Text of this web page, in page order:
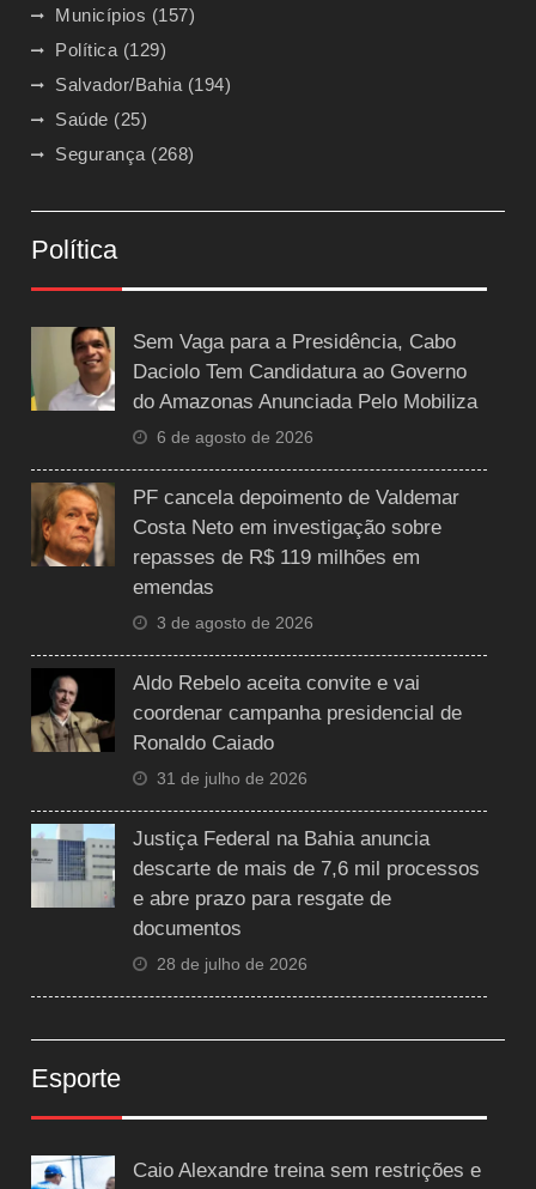
Municípios (157)
Política (129)
Salvador/Bahia (194)
Saúde (25)
Segurança (268)
Política
Sem Vaga para a Presidência, Cabo
Daciolo Tem Candidatura ao Governo
do Amazonas Anunciada Pelo Mobiliza
6 de agosto de 2026
PF cancela depoimento de Valdemar
Costa Neto em investigação sobre
repasses de R$ 119 milhões em
emendas
3 de agosto de 2026
Aldo Rebelo aceita convite e vai
coordenar campanha presidencial de
Ronaldo Caiado
31 de julho de 2026
Justiça Federal na Bahia anuncia
descarte de mais de 7,6 mil processos
e abre prazo para resgate de
documentos
28 de julho de 2026
Esporte
Caio Alexandre treina sem restrições e